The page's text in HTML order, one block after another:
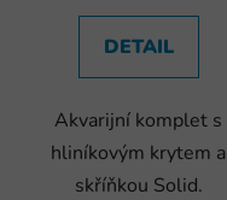
DETAIL
Akvarijní komplet s
hliníkovým krytem a
skříňkou Solid.